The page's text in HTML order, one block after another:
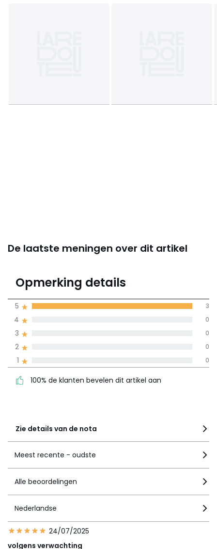
De laatste meningen over dit artikel
5
gemiddelde bereikt
door alle landen
100% gecertificeerde beoordelingen,
3 0
4 0
Zie details van de nota
Opmerking details
1 0
2 0
3 0
4 0
5 3
100% de klanten bevelen dit artikel aan
Meest recente - oudste
Alle beoordelingen
Nederlandse
24/07/2025
volgens verwachting